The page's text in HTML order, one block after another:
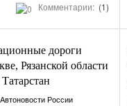
Комментарии: (1)
дороги
Рязанской области
Автоновости России